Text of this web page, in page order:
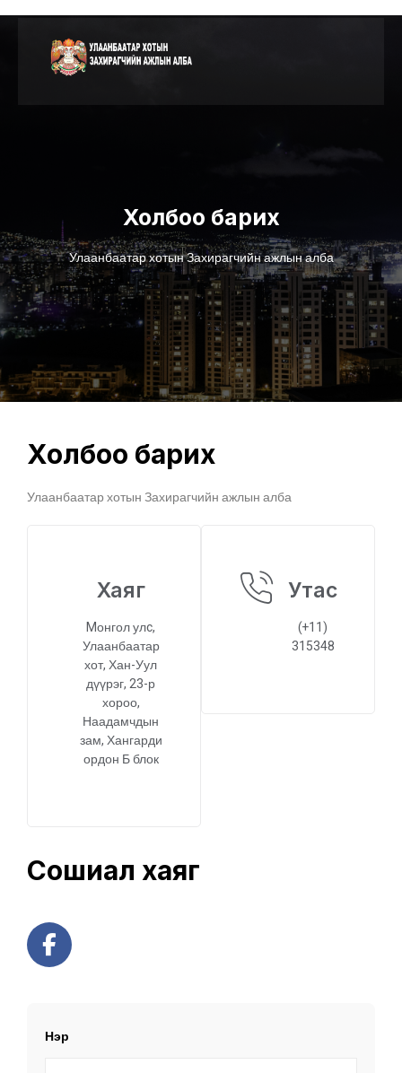
Холбоо барих
Улаанбаатар хотын Захирагчийн ажлын алба
Холбоо барих
Улаанбаатар хотын Захирагчийн ажлын алба
Хаяг
Mонгол улc,
Улаанбаатар
хот, Хан-Уул
дүүрэг, 23-р
хороо,
Наадамчдын
зам, Хангарди
ордон Б блок
Утас
(+11)
315348
Сошиал хаяг
Нэр